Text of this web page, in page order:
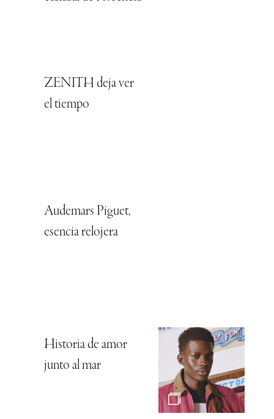
ZENITH deja ver
el tiempo
Audemars Piguet,
esencia relojera
Historia de amor
junto al mar